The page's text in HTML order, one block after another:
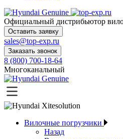
Официальный дистрибьютор
Оставить заявку
sales@top-exp.ru
Заказать звонок
8 (800) 700-18-64
Многоканальный
Вилочные погрузчики
Назад